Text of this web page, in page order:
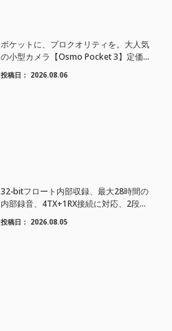
ポケットに、プロクオリティを。大人気
の小型カメラ【Osmo Pocket 3】定価が
さらにお値下げされました！
投稿日： 2026.08.06
32-bitフロート内部収録、最大28時間の
内部録音、4TX+1RX接続に対応、2段階
AIノイズキャンセリング搭載｜コンパク
トワイヤレスマイク DJI Mic Mini 2S 登場
投稿日： 2026.08.05